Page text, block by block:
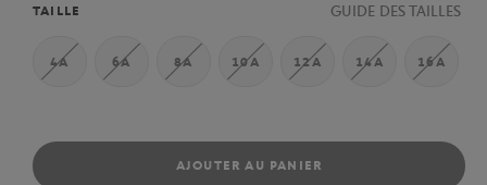
TAILLE GUIDE DES TAILLES
4A 6A 8A 10A 12A 14A 16A
AJOUTER AU PANIER